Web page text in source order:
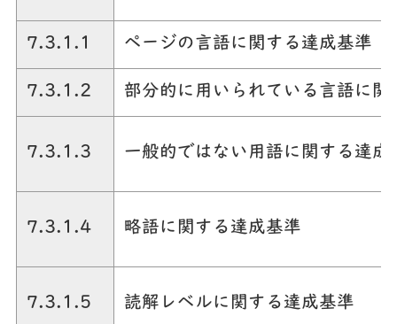
7.3.1.1 ページの言語に関する達成基準
7.3.1.2 部分的に用いられている言語に関
7.3.1.3 一般的ではない用語に関する達成
7.3.1.4 略語に関する達成基準
7.3.1.5 読解レベルに関する達成基準